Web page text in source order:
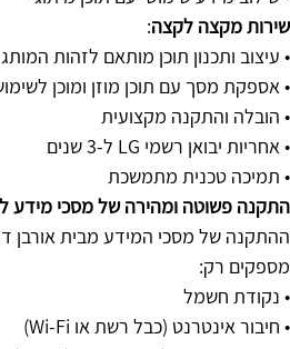
שירות מקצה לקצה:
• עיצוב ותכנון תוכן מותאם לזהות
• אספקת מסך עם תוכן מוזן ומוכן
• הובלה והתקנה מקצועית
• אחריות יבואן רשמי LG ל-3 שנים
• תמיכה טכנית מתמשכת
התקנה פשוטה ומהירה של מסכי מידע
ההתקנה של מסכי המידע מבית אורבן
מספקים רק:
• נקודת חשמל
• חיבור אינטרנט (כבל רשת או Wi-Fi)